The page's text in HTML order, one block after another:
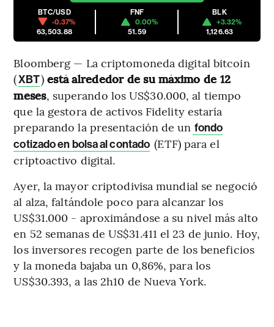
BTC/USD
-0.37%
63,503.88
FNF
0.00%
51.59
BLK
+3.32%
1,126.63
Bloomberg — La criptomoneda digital bitcoin
(XBT)está alrededor de su máximo de 12
meses, superando los US$30.000, al tiempo
que la gestora de activos Fidelity estaría
preparando la presentación de un fondo
cotizado en bolsa al contado (ETF) para el
criptoactivo digital.
Ayer, la mayor criptodivisa mundial se negoció
al alza, faltándole poco para alcanzar los
US$31.000 - aproximándose a su nivel más alto
en 52 semanas de US$31.411 el 23 de junio. Hoy,
los inversores recogen parte de los beneficios
y la moneda bajaba un 0,86%, para los
US$30.393, a las 2h10 de Nueva York.